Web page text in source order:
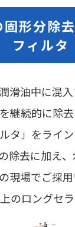
形分除
フィルタ
滑油中に混
継続的に除
タ」をライ
除去に加え
現場でご採
のロングセラ